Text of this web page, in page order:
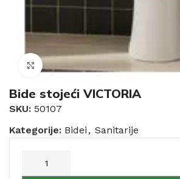
Click to enlarge
Bide stojeći VICTORIA
SKU: 50107
Kategorije: Bidei , Sanitarije